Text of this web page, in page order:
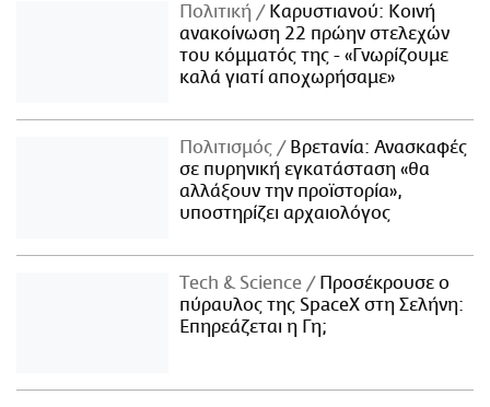
Πολιτική
Καρυστιανού: Κοινή
ανακοίνωση 22 πρώην στελεχών
του κόμματός της - «Γνωρίζουμε
καλά γιατί αποχωρήσαμε»
Πολιτισμός
Βρετανία: Ανασκαφές
σε πυρηνική εγκατάσταση «θα
αλλάξουν την προϊστορία»,
υποστηρίζει αρχαιολόγος
Τech & Science
Προσέκρουσε ο
πύραυλος της SpaceX στη Σελήνη:
Επηρεάζεται η Γη;